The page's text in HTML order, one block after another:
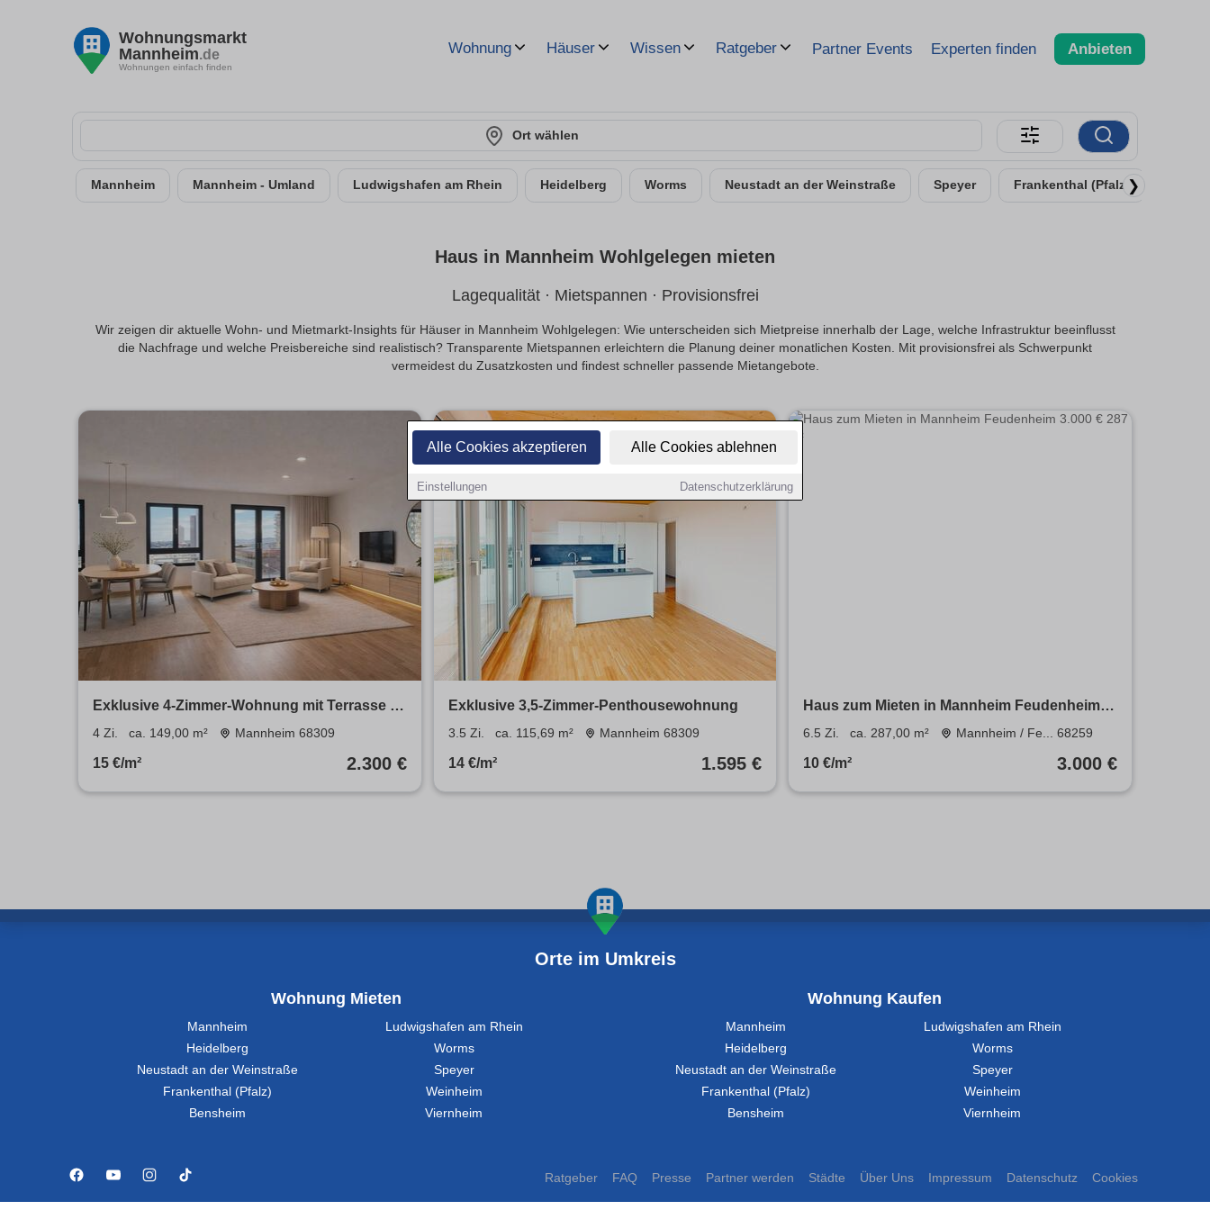
Alle Cookies akzeptieren Alle Cookies ablehnen
Einstellungen Datenschutzerklärung
Wohnungsmarkt
Mannheim.de
Wohnungen einfach finden
Wohnung Häuser Wissen Ratgeber Partner Events Experten finden Anbieten
Ort wählen
Mannheim Mannheim - Umland Ludwigshafen am Rhein Heidelberg Worms Neustadt an der Weinstraße Speyer Frankenthal (Pfalz) ❯
Haus in Mannheim Wohlgelegen mieten
Lagequalität · Mietspannen · Provisionsfrei
Wir zeigen dir aktuelle Wohn- und Mietmarkt-Insights für Häuser in Mannheim Wohlgelegen: Wie unterscheiden sich Mietpreise innerhalb der Lage, welche Infrastruktur beeinflusst
die Nachfrage und welche Preisbereiche sind realistisch? Transparente Mietspannen erleichtern die Planung deiner monatlichen Kosten. Mit provisionsfrei als Schwerpunkt
vermeidest du Zusatzkosten und findest schneller passende Mietangebote.
Exklusive 4-Zimmer-Wohnung mit Terrasse &
Weitblick - modernes Wohnen im Orbit
4 Zi. ca. 149,00 m² Mannheim 68309
15 €/m² 2.300 €
Exklusive 3,5-Zimmer-Penthousewohnung
3.5 Zi. ca. 115,69 m² Mannheim 68309
14 €/m² 1.595 €
Haus zum Mieten in Mannheim Feudenheim
3.000 € 287 m²
6.5 Zi. ca. 287,00 m² Mannheim / Fe... 68259
10 €/m² 3.000 €
Orte im Umkreis
Wohnung Mieten
Mannheim
Ludwigshafen am Rhein
Heidelberg
Worms
Neustadt an der Weinstraße
Speyer
Frankenthal (Pfalz)
Weinheim
Bensheim
Viernheim
Wohnung Kaufen
Mannheim
Ludwigshafen am Rhein
Heidelberg
Worms
Neustadt an der Weinstraße
Speyer
Frankenthal (Pfalz)
Weinheim
Bensheim
Viernheim
Ratgeber FAQ Presse Partner werden Städte Über Uns Impressum Datenschutz Cookies